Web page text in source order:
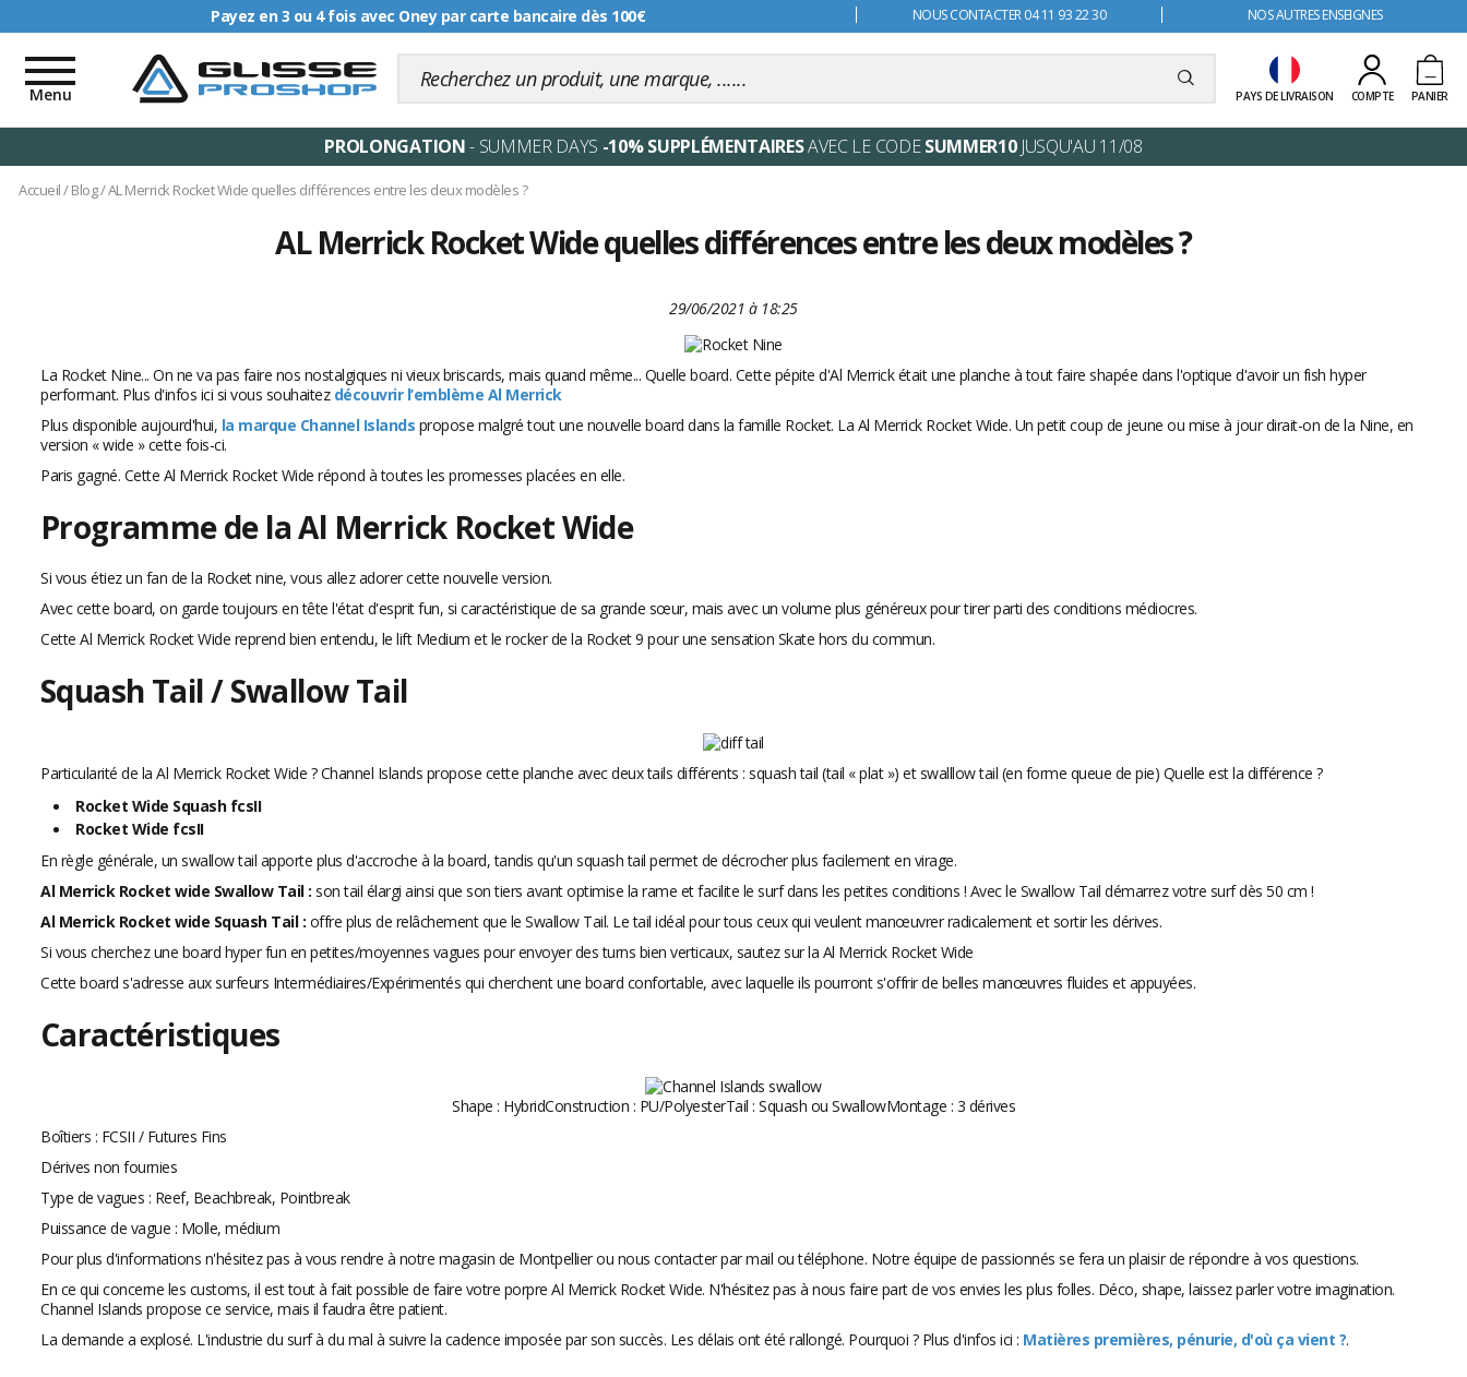
Payez en 3 ou 4 fois avec Oney par carte bancaire dès 100€
Livraison offerte dès 99€ NOUS CONTACTER 04 11 93 22 30 NOS AUTRES ENSEIGNES
PAYS DE LIVRAISON COMPTE PANIER
Toggle
navigation
Menu
PROLONGATION- SUMMER DAYS -10% SUPPLÉMENTAIRESAVEC LE CODESUMMER10JUSQU'AU 11/08
Accueil/Blog/AL Merrick Rocket Wide quelles différences entre les deux modèles ?
AL Merrick Rocket Wide quelles différences entre les deux modèles ?
29/06/2021 à 18:25
La Rocket Nine... On ne va pas faire nos nostalgiques ni vieux briscards, mais quand même... Quelle board. Cette pépite d'Al Merrick était une planche à tout faire shapée dans l'optique d'avoir un fish hyper
performant. Plus d'infos ici si vous souhaitez découvrir l’emblème Al Merrick
Plus disponible aujourd'hui, la marque Channel Islands propose malgré tout une nouvelle board dans la famille Rocket. La Al Merrick Rocket Wide. Un petit coup de jeune ou mise à jour dirait-on de la Nine, en
version « wide » cette fois-ci.
Paris gagné. Cette Al Merrick Rocket Wide répond à toutes les promesses placées en elle.
Programme de la Al Merrick Rocket Wide
Si vous étiez un fan de la Rocket nine, vous allez adorer cette nouvelle version.
Avec cette board, on garde toujours en tête l'état d'esprit fun, si caractéristique de sa grande sœur, mais avec un volume plus généreux pour tirer parti des conditions médiocres.
Cette Al Merrick Rocket Wide reprend bien entendu, le lift Medium et le rocker de la Rocket 9 pour une sensation Skate hors du commun.
Squash Tail / Swallow Tail
Particularité de la Al Merrick Rocket Wide ? Channel Islands propose cette planche avec deux tails différents : squash tail (tail « plat ») et swalllow tail (en forme queue de pie) Quelle est la différence ?
Rocket Wide Squash fcsII
Rocket Wide fcsII
En règle générale, un swallow tail apporte plus d'accroche à la board, tandis qu'un squash tail permet de décrocher plus facilement en virage.
Al Merrick Rocket wide Swallow Tail : son tail élargi ainsi que son tiers avant optimise la rame et facilite le surf dans les petites conditions ! Avec le Swallow Tail démarrez votre surf dès 50 cm !
Al Merrick Rocket wide Squash Tail : offre plus de relâchement que le Swallow Tail. Le tail idéal pour tous ceux qui veulent manœuvrer radicalement et sortir les dérives.
Si vous cherchez une board hyper fun en petites/moyennes vagues pour envoyer des turns bien verticaux, sautez sur la Al Merrick Rocket Wide
Cette board s'adresse aux surfeurs Intermédiaires/Expérimentés qui cherchent une board confortable, avec laquelle ils pourront s'offrir de belles manœuvres fluides et appuyées.
Caractéristiques
Shape : HybridConstruction : PU/PolyesterTail : Squash ou SwallowMontage : 3 dérives
Boîtiers : FCSII / Futures Fins
Dérives non fournies
Type de vagues : Reef, Beachbreak, Pointbreak
Puissance de vague : Molle, médium
Pour plus d'informations n'hésitez pas à vous rendre à notre magasin de Montpellier ou nous contacter par mail ou téléphone. Notre équipe de passionnés se fera un plaisir de répondre à vos questions.
En ce qui concerne les customs, il est tout à fait possible de faire votre porpre Al Merrick Rocket Wide. N'hésitez pas à nous faire part de vos envies les plus folles. Déco, shape, laissez parler votre imagination.
Channel Islands propose ce service, mais il faudra être patient.
La demande a explosé. L'industrie du surf à du mal à suivre la cadence imposée par son succès. Les délais ont été rallongé. Pourquoi ? Plus d'infos ici : Matières premières, pénurie, d'où ça vient ?.